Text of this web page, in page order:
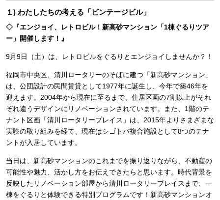
１) わたしたちの考える「ビンテージビル」
◇『エンジョイ、レトロビル！新高砂マンション「1棟ぐるりツア
ー」開催します！』
9月9日（土）は、レトロビルをぐるりとエンジョイしませんか？！
福岡市中央区、清川ロータリーのそばに建つ「新高砂マンション」
は、公団設計の民間賃貸として1977年に誕生し、今年で築46年を
迎えます。2004年から現在に至るまで、住居区画の7割以上がそれ
ぞれ違うデザインにリノベーションされています。また、1階のテ
ナント区画「清川ロータリープレイス」は、2015年よりさまざまな
実験の取り組みを経て、現在はシゴトバ複合施設として8つのテナ
ントが入居しています。
当日は、新高砂マンションのこれまでを振り返りながら、不動産の
可能性や魅力、活かし方をお伝えできたらと思います。時代背景を
反映したリノベーション部屋から清川ロータリープレイスまで、一
棟をぐるりと体験できる特別プログラムです！新高砂マンションオ